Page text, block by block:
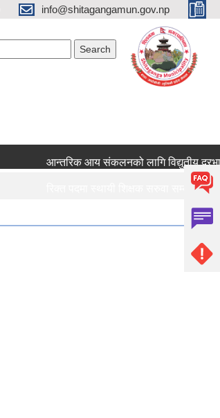
info@shitagangamun.gov.np
आन्तरिक आय संकलनको लागि विद्युतीय
रिक्त पदमा स्थायी शिक्षक सरुवा सम्बन्धमा ।।।
रिक्त पदमा स्थायी शिक्षक सरुवा सम्बन्धमा ।।।